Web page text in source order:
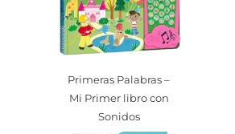
Primeras Palabras –
Mi Primer libro con
Sonidos